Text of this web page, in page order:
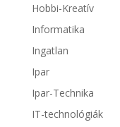
Hobbi-Kreatív
Informatika
Ingatlan
Ipar
Ipar-Technika
IT-technológiák